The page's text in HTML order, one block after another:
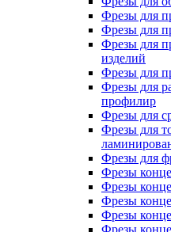
Фрезы для
Фрезы для
Фрезы для
изделий
Фрезы для
Фрезы для
профилир
Фрезы для
Фрезы для
Фрезы для
Фрезы
Фрезы
Фрезы
Фрезы